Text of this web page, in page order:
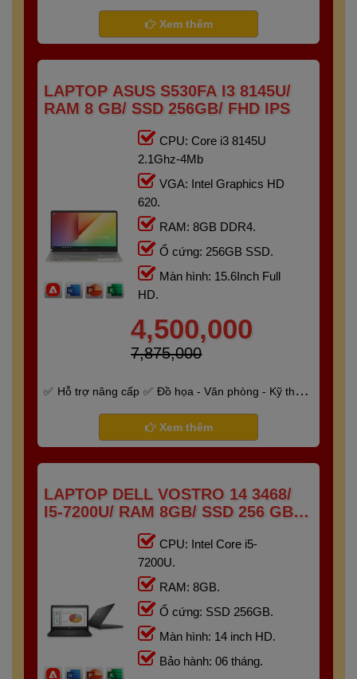
Bảo hành 6 tháng
Xem thêm
LAPTOP ASUS S530FA I3 8145U/
RAM 8 GB/ SSD 256GB/ FHD IPS
CPU: Core i3 8145U
2.1Ghz-4Mb
VGA: Intel Graphics HD
620.
RAM: 8GB DDR4.
Ổ cứng: 256GB SSD.
Màn hình: 15.6Inch Full
HD.
4,500,000
7,875,000
Hỗ trợ nâng cấp
Đồ họa - Văn phòng - Kỹ thuật
Bảo hành 6 tháng
Xem thêm
LAPTOP DELL VOSTRO 14 3468/
I5-7200U/ RAM 8GB/ SSD 256 GB/
CPU: Intel Core i5-
7200U.
RAM: 8GB.
Ổ cứng: SSD 256GB.
Màn hình: 14 inch HD.
Bảo hành: 06 tháng.